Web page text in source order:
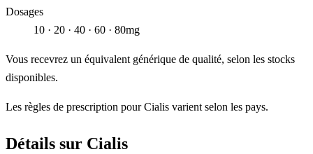
Dosages
10 · 20 · 40 · 60 · 80mg
Vous recevrez un équivalent générique de qualité, selon les stocks
disponibles.
Les règles de prescription pour Cialis varient selon les pays.
Détails sur Cialis